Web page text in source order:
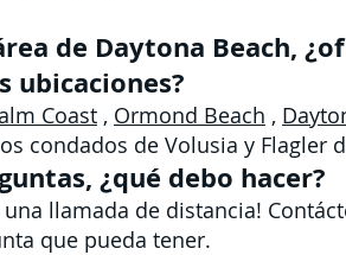
de Daytona Beach,
ubicaciones?
Coast , Ormond Beach ,
condados de Volusia y Flagler
¿qué debo hacer?
llamada de distancia!
que pueda tener.